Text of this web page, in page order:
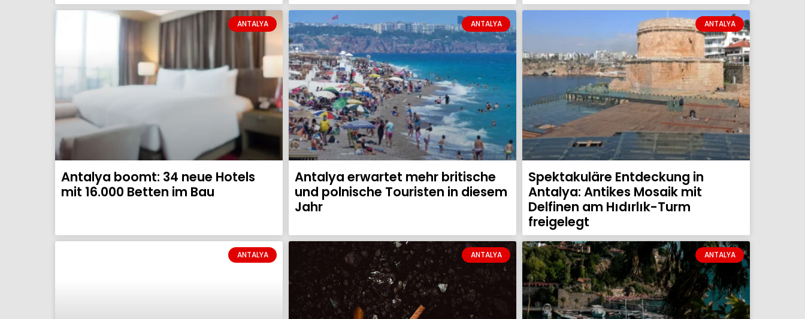
ANTALYA
Antalya boomt: 34 neue Hotels
mit 16.000 Betten im Bau
ANTALYA
Antalya erwartet mehr britische
und polnische Touristen in diesem
Jahr
ANTALYA
Spektakuläre Entdeckung in
Antalya: Antikes Mosaik mit
Delfinen am Hıdırlık-Turm
freigelegt
ANTALYA ANTALYA ANTALYA